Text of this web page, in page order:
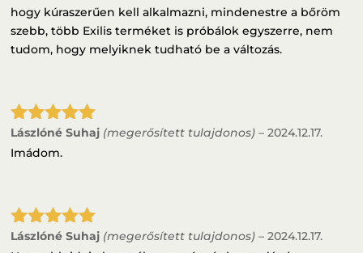
hogy kúraszerűen kell alkalmazni, mindenestre a bőröm
szebb, több Exilis terméket is próbálok egyszerre, nem
tudom, hogy melyiknek tudható be a változás.
Értékelés:
5/ 5
Lászlóné Suhaj (megerősített tulajdonos) – 2024.12.17.
Imádom.
Értékelés:
Lászlóné Suhaj (megerősített tulajdonos) – 2024.12.17.